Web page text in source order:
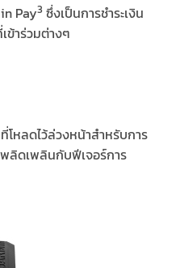
Pay3 ซึ่งเป็นการชำระเงิน
ข้าร่วมต่างๆ
โหลดไว้ล่วงหน้าสำหรับการ
พลิดเพลินกับฟีเจอร์การ